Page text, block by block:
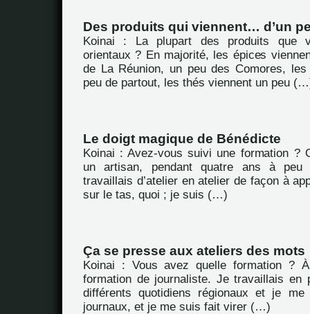
Des produits qui viennent… d’un
Koinai : La plupart des produits que
orientaux ? En majorité, les épices
de La Réunion, un peu des Comores,
peu de partout, les thés viennent un peu
Le doigt magique de Bénédicte
Koinai : Avez-vous suivi une formation ?
un artisan, pendant quatre ans à
travaillais d’atelier en atelier de façon à
sur le tas, quoi ; je suis (…)
Ça se presse aux ateliers des mots
Koinai : Vous avez quelle formation ?
formation de journaliste. Je travaillais en
différents quotidiens régionaux et je
journaux, et je me suis fait virer (…)